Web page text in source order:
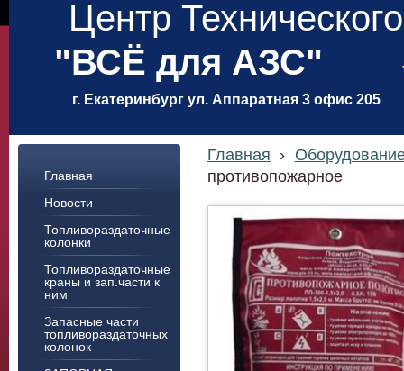
Центр
г. Екатеринбург ул. Аппаратная 3 офис 205
"ВСЁ для АЗС"
Главная
Новости
Топливораздаточные
колонки
Топливораздаточные
краны и зап.части к
ним
Запасные части
топливораздаточных
колонок
Главная ›
противопожарное